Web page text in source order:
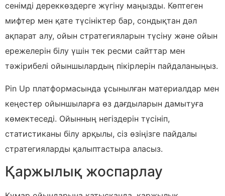
сенімді дереккөздерге жүгіну маңызды. Көптеген
мифтер мен қате түсініктер бар, сондықтан дәл
ақпарат алу, ойын стратегияларын түсіну және ойын
ережелерін білу үшін тек ресми сайттар мен
тәжірибелі ойыншылардың пікірлерін пайдаланыңыз.
Pin Up платформасында ұсынылған материалдар мен
кеңестер ойыншыларға өз дағдыларын дамытуға
көмектеседі. Ойынның негіздерін түсініп,
статистиканы білу арқылы, сіз өзіңізге пайдалы
стратегияларды қалыптастыра аласыз.
Қаржылық жоспарлау